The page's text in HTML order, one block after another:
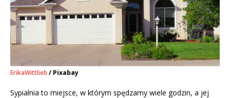
ErikaWittlieb / Pixabay
Sypialnia to miejsce, w którym spędzamy wiele godzin, a jej